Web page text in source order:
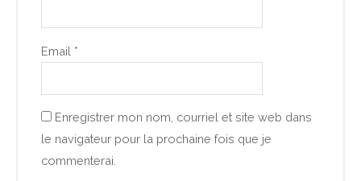
Email *
Enregistrer mon nom, courriel et site web dans
le navigateur pour la prochaine fois que je
commenterai.